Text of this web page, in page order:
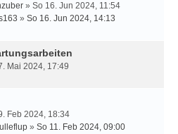
» So 16. Jun 2024, 11:54
» So 16. Jun 2024, 14:13
Mai 2024, 17:49
Feb 2024, 18:34
» So 11. Feb 2024, 09:00